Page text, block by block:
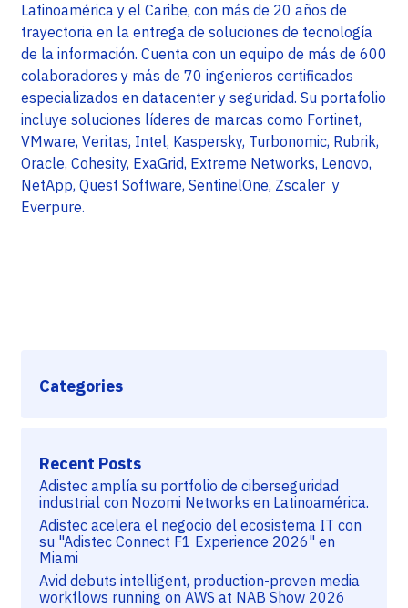
Latinoamérica y el Caribe, con más de 20 años de
trayectoria en la entrega de soluciones de tecnología
de la información. Cuenta con un equipo de más de 600
colaboradores y más de 70 ingenieros certificados
especializados en datacenter y seguridad. Su portafolio
incluye soluciones líderes de marcas como Fortinet,
VMware, Veritas, Intel, Kaspersky, Turbonomic, Rubrik,
Oracle, Cohesity, ExaGrid, Extreme Networks, Lenovo,
NetApp, Quest Software, SentinelOne, Zscaler y
Everpure.
Categories
Recent Posts
Adistec amplía su portfolio de ciberseguridad
industrial con Nozomi Networks en Latinoamérica.
Adistec acelera el negocio del ecosistema IT con
su "Adistec Connect F1 Experience 2026" en
Miami
Avid debuts intelligent, production-proven media
workflows running on AWS at NAB Show 2026